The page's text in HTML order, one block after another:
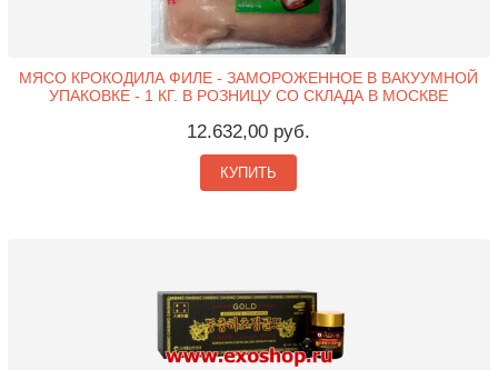
МЯСО КРОКОДИЛА ФИЛЕ - ЗАМОРОЖЕННОЕ В ВАКУУМНОЙ
УПАКОВКЕ - 1 КГ. В РОЗНИЦУ СО СКЛАДА В МОСКВЕ
12.632,00 руб.
КУПИТЬ